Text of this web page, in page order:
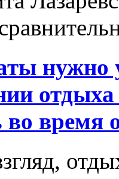
нужно
во время